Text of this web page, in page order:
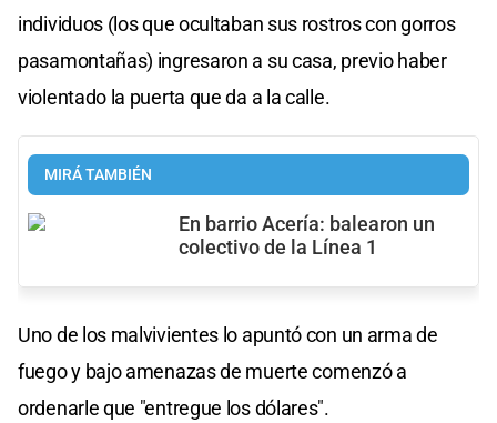
individuos (los que ocultaban sus rostros con gorros
pasamontañas) ingresaron a su casa, previo haber
violentado la puerta que da a la calle.
MIRÁ TAMBIÉN
En barrio Acería: balearon un
colectivo de la Línea 1
Uno de los malvivientes lo apuntó con un arma de
fuego y bajo amenazas de muerte comenzó a
ordenarle que "entregue los dólares".